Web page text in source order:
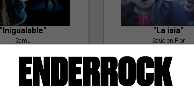
"Inigualable"
Samu
"La iaia"
Saüc en Flor